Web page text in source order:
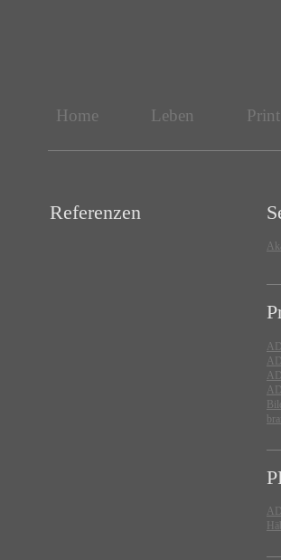
Home Leben Print
Referenzen